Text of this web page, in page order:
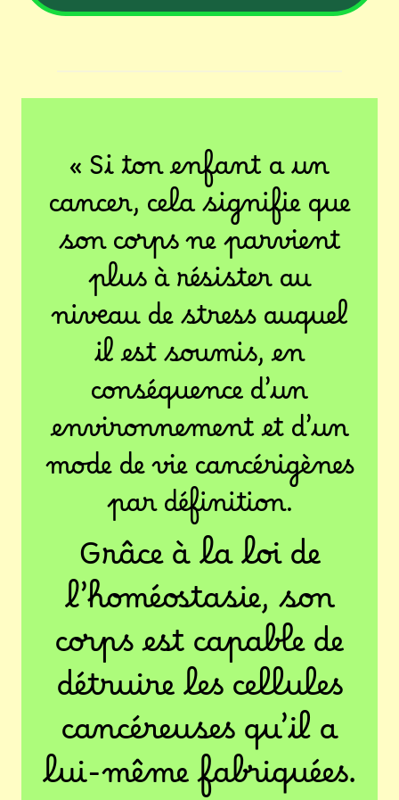
« Si ton enfant a un
cancer, cela signifie que
son corps ne parvient
plus à résister au
niveau de stress auquel
il est soumis, en
conséquence d’un
environnement et d’un
mode de vie cancérigènes
par définition.
Grâce à la loi de
l’homéostasie, son
corps est capable de
détruire les cellules
cancéreuses qu’il a
lui-même fabriquées.